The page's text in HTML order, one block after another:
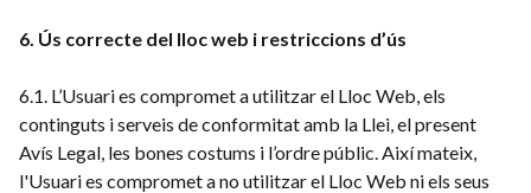
6. Ús correcte del lloc web i restriccions d’ús
6.1. L’Usuari es compromet a utilitzar el Lloc Web, els
continguts i serveis de conformitat amb la Llei, el present
Avís Legal, les bones costums i l’ordre públic. Així mateix,
l'Usuari es compromet a no utilitzar el Lloc Web ni els seus